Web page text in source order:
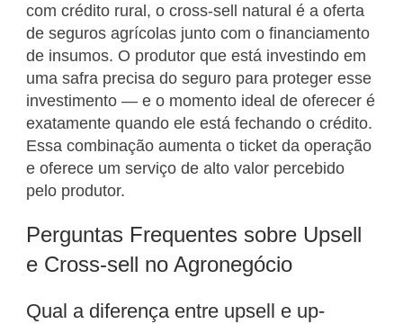
com crédito rural, o cross-sell natural é a oferta
de seguros agrícolas junto com o financiamento
de insumos. O produtor que está investindo em
uma safra precisa do seguro para proteger esse
investimento — e o momento ideal de oferecer é
exatamente quando ele está fechando o crédito.
Essa combinação aumenta o ticket da operação
e oferece um serviço de alto valor percebido
pelo produtor.
Perguntas Frequentes sobre Upsell
e Cross-sell no Agronegócio
Qual a diferença entre upsell e up-